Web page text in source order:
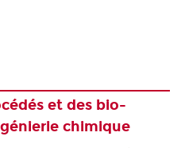
et des bio-
chimique